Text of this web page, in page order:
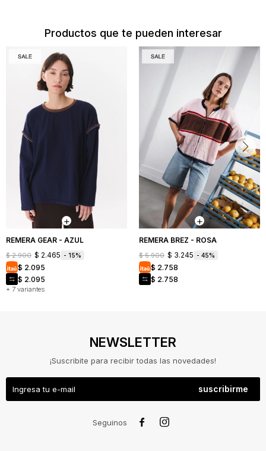
Productos que te pueden interesar
REMERA GEAR - AZUL
+ 7 variantes
$ 2.900 $ 2.465 15
$ 2.095
$ 2.095
REMERA BREZ - ROSA
$ 5.900 $ 3.245 45
$ 2.758
$ 2.758
NEWSLETTER
¡Suscribite para recibir todas las novedades!
suscribirme
Seguinos  